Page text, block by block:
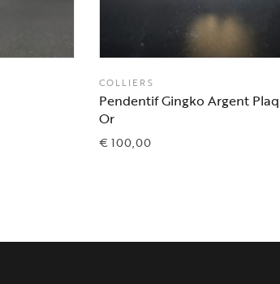
COLLIERS
Pendentif Gingko Argent
Or
€100,00